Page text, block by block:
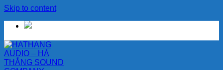
Skip to content